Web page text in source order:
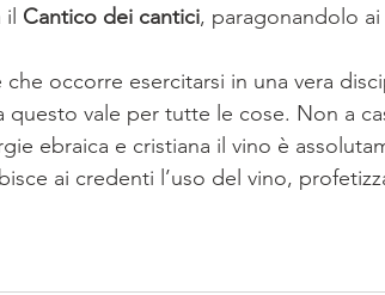
Cantico dei cantici, paragonandolo ai
vale per tutte le cose. Non a
ebraica e cristiana il vino è
ai credenti l’uso del vino,